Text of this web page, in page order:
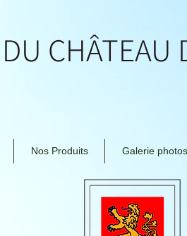
CHÂTEAU
Nos Produits Galerie photos